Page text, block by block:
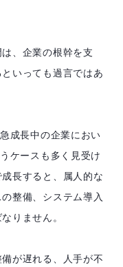
、企業の根幹を支
いっても過言ではあ
成長中の企業におい
ケースも多く見受け
長すると、属人的な
整備、システム導入
りません。
が遅れる、人手が不